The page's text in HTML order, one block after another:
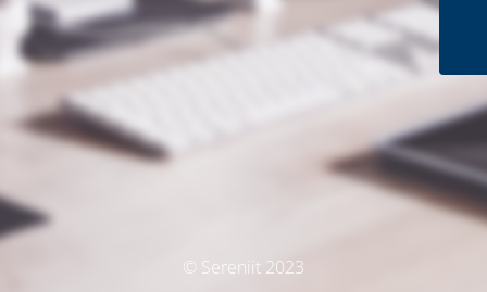
© Sereniit 2023